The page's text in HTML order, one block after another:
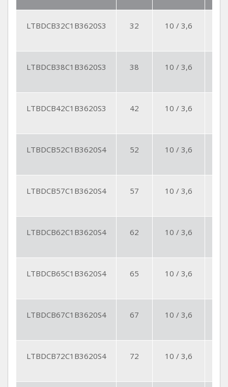
LTBDCB32C1B3620S3 32 10 / 3,6
LTBDCB38C1B3620S3 38 10 / 3,6
LTBDCB42C1B3620S3 42 10 / 3,6
LTBDCB52C1B3620S4 52 10 / 3,6
LTBDCB57C1B3620S4 57 10 / 3,6
LTBDCB62C1B3620S4 62 10 / 3,6
LTBDCB65C1B3620S4 65 10 / 3,6
LTBDCB67C1B3620S4 67 10 / 3,6
LTBDCB72C1B3620S4 72 10 / 3,6